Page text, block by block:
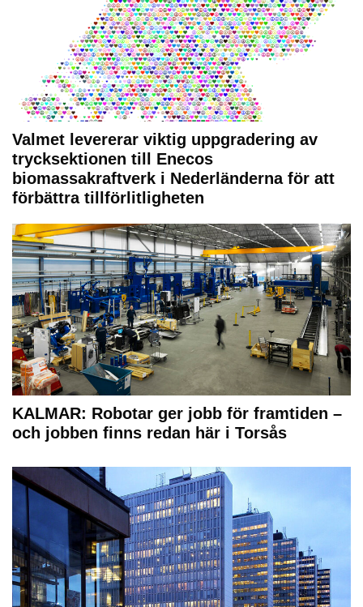
Valmet levererar viktig uppgradering av
trycksektionen till Enecos
biomassakraftverk i Nederländerna för att
förbättra tillförlitligheten
KALMAR: Robotar ger jobb för framtiden –
och jobben finns redan här i Torsås